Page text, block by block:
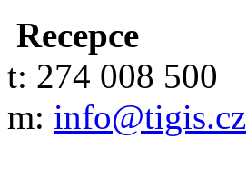
Recepce
t: 274 008 500
m: info@tigis.cz